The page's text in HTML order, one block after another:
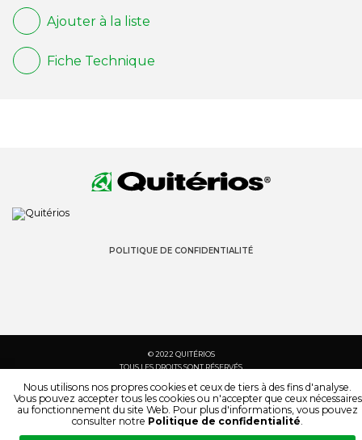
Ajouter à la liste
Fiche Technique
POLITIQUE DE CONFIDENTIALITÉ
© 2022 QUITÉRIOS
TOUS LES DROITS SONT RÉSERVÉS
Nous utilisons nos propres cookies et ceux de tiers à des fins d'analyse.
Vous pouvez accepter tous les cookies ou n'accepter que ceux nécessaires
au fonctionnement du site Web. Pour plus d'informations, vous pouvez
consulter notre Politique de confidentialité.